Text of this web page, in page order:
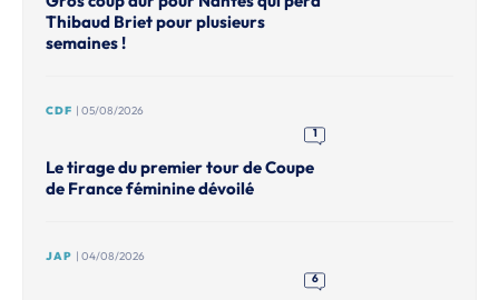
Thibaud Briet pour plusieurs
semaines !
CDF | 05/08/2026
1
Le tirage du premier tour de Coupe
de France féminine dévoilé
JAP | 04/08/2026
6